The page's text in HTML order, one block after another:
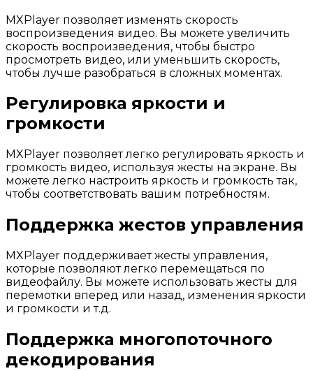
MXPlayer позволяет изменять скорость
воспроизведения видео. Вы можете увеличить
скорость воспроизведения, чтобы быстро
просмотреть видео, или уменьшить скорость,
чтобы лучше разобраться в сложных моментах.
Регулировка яркости и
громкости
MXPlayer позволяет легко регулировать яркость и
громкость видео, используя жесты на экране. Вы
можете легко настроить яркость и громкость так,
чтобы соответствовать вашим потребностям.
Поддержка жестов управления
MXPlayer поддерживает жесты управления,
которые позволяют легко перемещаться по
видеофайлу. Вы можете использовать жесты для
перемотки вперед или назад, изменения яркости
и громкости и т.д.
Поддержка многопоточного
декодирования